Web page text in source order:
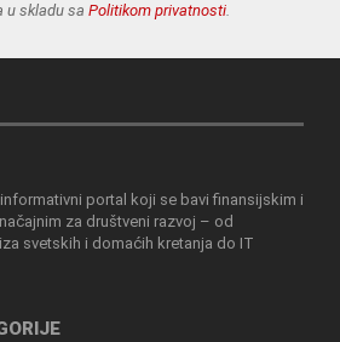
u skladu sa Politikom privatnosti.
portal koji se bavi finansijskim i
za društveni razvoj – od
svetskih i domaćih kretanja do IT